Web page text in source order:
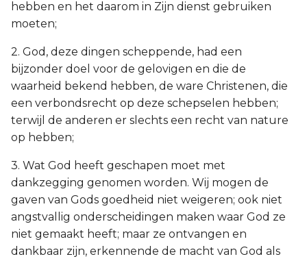
hebben en het daarom in Zijn dienst gebruiken
moeten;
2. God, deze dingen scheppende, had een
bijzonder doel voor de gelovigen en die de
waarheid bekend hebben, de ware Christenen, die
een verbondsrecht op deze schepselen hebben;
terwijl de anderen er slechts een recht van nature
op hebben;
3. Wat God heeft geschapen moet met
dankzegging genomen worden. Wij mogen de
gaven van Gods goedheid niet weigeren; ook niet
angstvallig onderscheidingen maken waar God ze
niet gemaakt heeft; maar ze ontvangen en
dankbaar zijn, erkennende de macht van God als